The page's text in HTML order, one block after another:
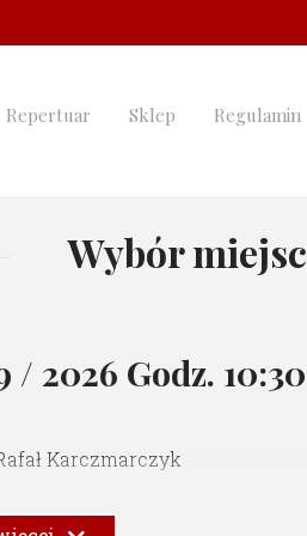
Repertuar Sklep Regulamin
Wybór miejsc
/ 2026 Godz. 10:30
Karczmarczyk